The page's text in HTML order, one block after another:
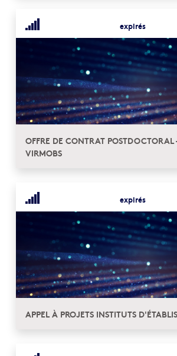
expirés
OFFRE DE CONTRAT POSTDOCTORAL
VIRMOBS
expirés
APPEL À PROJETS INSTITUTS